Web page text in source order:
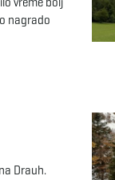
nagrado
Drauh.